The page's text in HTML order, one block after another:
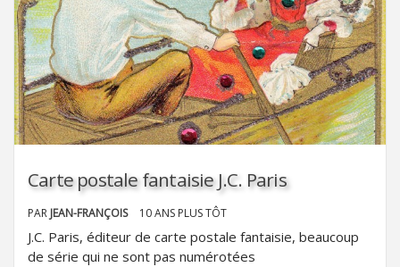
Carte postale fantaisie J.C. Paris
PAR JEAN-FRANÇOIS 10 ANS PLUS TÔT
J.C. Paris, éditeur de carte postale fantaisie, beaucoup
de série qui ne sont pas numérotées